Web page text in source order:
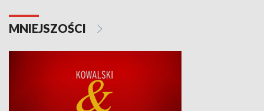
MNIEJSZOŚCI